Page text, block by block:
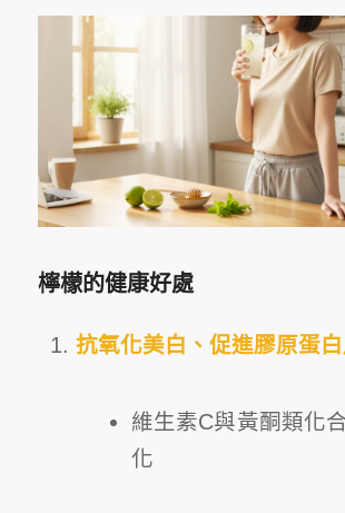
檸檬的健康好處
抗氧化美白、促進膠原蛋
維生素C與黃酮類化
化